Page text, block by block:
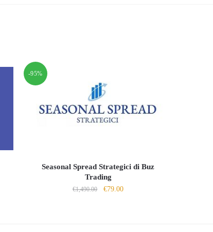
-95%
Seasonal Spread Strategici di Buz
Trading
€1,490.00
Il
€79.00Il